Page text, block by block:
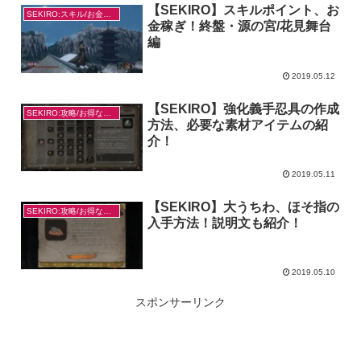
SEKIRO:スキル/お金稼ぎ
【SEKIRO】スキルポイント、お
金稼ぎ！終盤・源の宮/花見舞台
編
2019.05.12
【SEKIRO】強化義手忍具の作成
方法、必要な素材アイテムの紹
介！
2019.05.11
【SEKIRO】大うちわ、ほそ指の
入手方法！説明文も紹介！
2019.05.10
スポンサーリンク